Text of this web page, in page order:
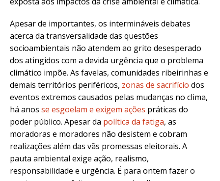
Apesar de importantes, os intermináveis debates
acerca da transversalidade das questões
socioambientais não atendem ao grito desesperado
dos atingidos com a devida urgência que o problema
climático impõe. As favelas, comunidades ribeirinhas e
demais territórios periféricos, zonas de sacrifício dos
eventos extremos causados pelas mudanças no clima,
há anos se esgoelam e exigem ações práticas do
poder público. Apesar da política da fatiga, as
moradoras e moradores não desistem e cobram
realizações além das vãs promessas eleitorais. A
pauta ambiental exige ação, realismo,
responsabilidade e urgência. É para ontem fazer o